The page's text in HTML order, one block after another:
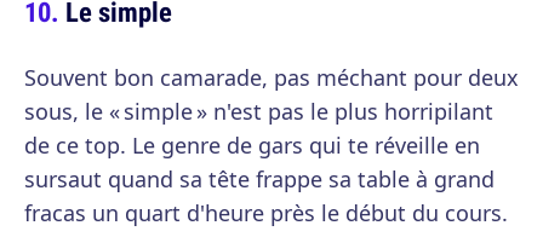
Le simple
Souvent bon camarade, pas méchant pour deux
sous, le « simple » n'est pas le plus horripilant
de ce top. Le genre de gars qui te réveille en
sursaut quand sa tête frappe sa table à grand
fracas un quart d'heure près le début du cours.